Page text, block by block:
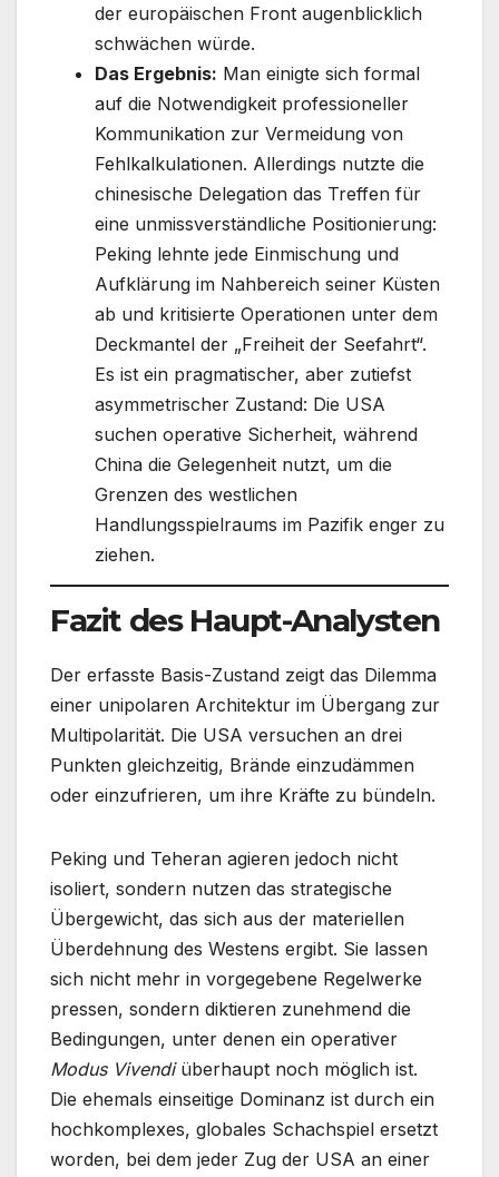
der europäischen Front augenblicklich
schwächen würde.
Das Ergebnis: Man einigte sich formal
auf die Notwendigkeit professioneller
Kommunikation zur Vermeidung von
Fehlkalkulationen. Allerdings nutzte die
chinesische Delegation das Treffen für
eine unmissverständliche Positionierung:
Peking lehnte jede Einmischung und
Aufklärung im Nahbereich seiner Küsten
ab und kritisierte Operationen unter dem
Deckmantel der „Freiheit der Seefahrt“.
Es ist ein pragmatischer, aber zutiefst
asymmetrischer Zustand: Die USA
suchen operative Sicherheit, während
China die Gelegenheit nutzt, um die
Grenzen des westlichen
Handlungsspielraums im Pazifik enger zu
ziehen.
Fazit des Haupt-Analysten
Der erfasste Basis-Zustand zeigt das Dilemma
einer unipolaren Architektur im Übergang zur
Multipolarität. Die USA versuchen an drei
Punkten gleichzeitig, Brände einzudämmen
oder einzufrieren, um ihre Kräfte zu bündeln.
Peking und Teheran agieren jedoch nicht
isoliert, sondern nutzen das strategische
Übergewicht, das sich aus der materiellen
Überdehnung des Westens ergibt. Sie lassen
sich nicht mehr in vorgegebene Regelwerke
pressen, sondern diktieren zunehmend die
Bedingungen, unter denen ein operativer
Modus Vivendiüberhaupt noch möglich ist.
Die ehemals einseitige Dominanz ist durch ein
hochkomplexes, globales Schachspiel ersetzt
worden, bei dem jeder Zug der USA an einer